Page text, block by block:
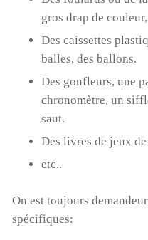
gros drap de
Des caissettes
balles, des ballons.
Des gonfleurs, une
chronomètre, un
saut.
Des livres de jeux
etc..
On est toujours
spécifiques: